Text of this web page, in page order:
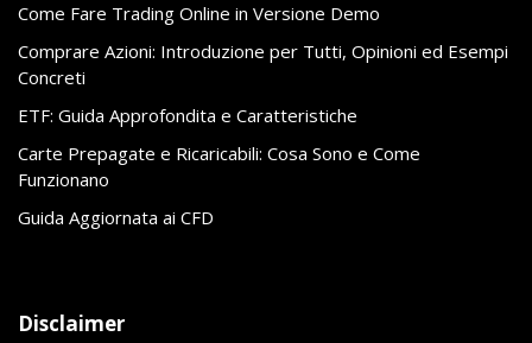
Come Fare Trading Online in Versione Demo
Comprare Azioni: Introduzione per Tutti, Opinioni ed Esempi
Concreti
ETF: Guida Approfondita e Caratteristiche
Carte Prepagate e Ricaricabili: Cosa Sono e Come
Funzionano
Guida Aggiornata ai CFD
Disclaimer